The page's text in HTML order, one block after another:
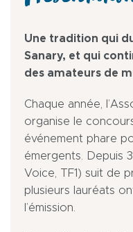
Une tradition qui
Sanary, et qui
des amateurs de
Chaque année,
organise le
événement phare
émergents. Depuis
Voice, TF1) suit de
plusieurs lauréats
l’émission.